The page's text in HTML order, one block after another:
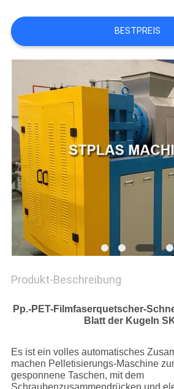
FORDERN
SIE
ZITAT
COMPANY
NEWS
SITEMAP
PRIVACY
POLICY
BESTPREIS
Produkt-Beschreibung
Pp.-PET-Filmfaserquetscher-
Blatt der Kugeln
Es ist ein volles automatisches
machen Pelletisierungs-Maschine
gesponnene Taschen, mit dem